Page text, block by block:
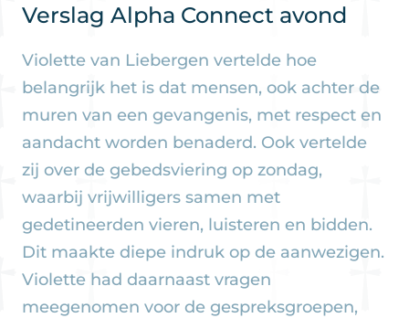
Verslag Alpha Connect avond
Violette van Liebergen vertelde hoe
belangrijk het is dat mensen, ook achter de
muren van een gevangenis, met respect en
aandacht worden benaderd. Ook vertelde
zij over de gebedsviering op zondag,
waarbij vrijwilligers samen met
gedetineerden vieren, luisteren en bidden.
Dit maakte diepe indruk op de aanwezigen.
Violette had daarnaast vragen
meegenomen voor de gespreksgroepen,